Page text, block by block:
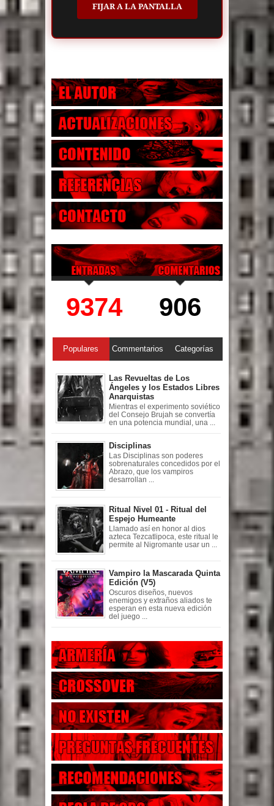
FIJAR A LA PANTALLA
9374 906
Populares Commentarios Categorías
Las Revueltas de Los
Ángeles y los Estados Libres
Anarquistas
Mientras el experimento soviético
del Consejo Brujah se convertía
en una potencia mundial, una ...
Disciplinas
Las Disciplinas son poderes
sobrenaturales concedidos por el
Abrazo, que los vampiros
desarrollan ...
Ritual Nivel 01 - Ritual del
Espejo Humeante
Llamado así en honor al dios
azteca Tezcatlipoca, este ritual le
permite al Nigromante usar un ...
Vampiro la Mascarada Quinta
Edición (V5)
Oscuros diseños, nuevos
enemigos y extraños aliados te
esperan en esta nueva edición
del juego ...